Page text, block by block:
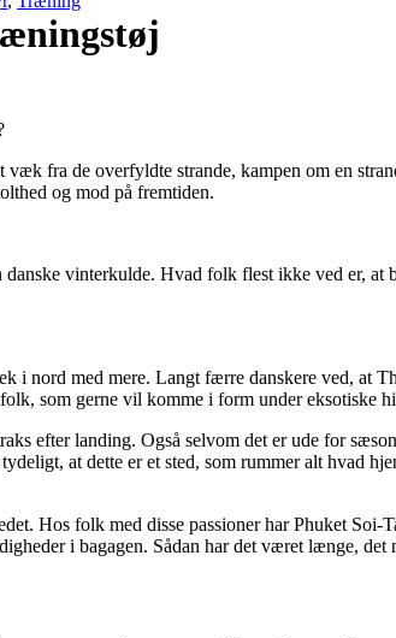
fra de overfyldte strande, kampen om en
og mod på fremtiden.
vinterkulde. Hvad folk flest ikke ved er,
i nord med mere. Langt færre danskere ved, at
som gerne vil komme i form under eksotiske
efter landing. Også selvom det er ude for
at dette er et sted, som rummer alt hvad
Hos folk med disse passioner har Phuket
i bagagen. Sådan har det været længe, det